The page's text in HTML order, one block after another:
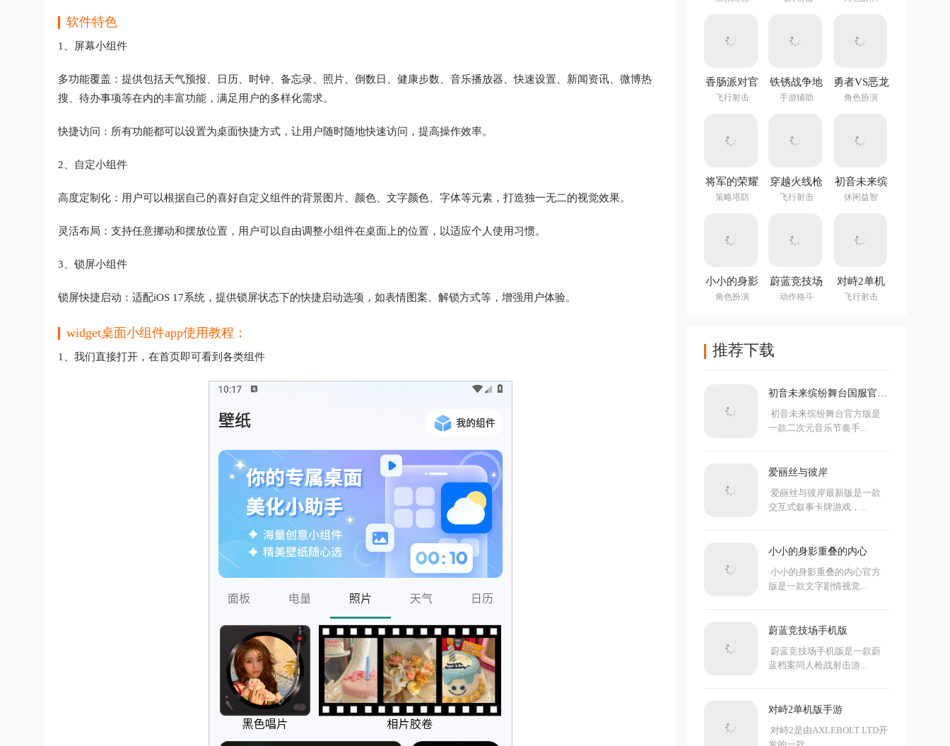
软件特色
1、屏幕小组件
多功能覆盖：提供包括天气预报、日历、时钟、备忘录、照片、倒数日、健康步数、音乐播放器、快速设置、新闻资讯、微博热
搜、待办事项等在内的丰富功能，满足用户的多样化需求。
快捷访问：所有功能都可以设置为桌面快捷方式，让用户随时随地快速访问，提高操作效率。
2、自定小组件
高度定制化：用户可以根据自己的喜好自定义组件的背景图片、颜色、文字颜色、字体等元素，打造独一无二的视觉效果。
灵活布局：支持任意挪动和摆放位置，用户可以自由调整小组件在桌面上的位置，以适应个人使用习惯。
3、锁屏小组件
锁屏快捷启动：适配iOS 17系统，提供锁屏状态下的快捷启动选项，如表情图案、解锁方式等，增强用户体验。
widget桌面小组件app使用教程：
1、我们直接打开，在首页即可看到各类组件
香肠派对官
方正版
飞行射击
铁锈战争地
图编辑器中
手游辅助
勇者VS恶龙
手游
角色扮演
将军的荣耀
3官方正版
策略塔防
穿越火线枪
战王者体验
飞行射击
初音未来缤
纷舞台国服
休闲益智
小小的身影
重叠的内心
角色扮演
蔚蓝竞技场
手机版
动作格斗
对峙2单机
版手游
飞行射击
推荐下载
初音未来缤纷舞台国服官方
初音未来缤纷舞台官方版是
一款二次元音乐节奏手...
爱丽丝与彼岸
爱丽丝与彼岸最新版是一款
交互式叙事卡牌游戏，...
小小的身影重叠的内心
小小的身影重叠的内心官方
版是一款文字剧情视觉...
蔚蓝竞技场手机版
蔚蓝竞技场手机版是一款蔚
蓝档案同人枪战射击游...
对峙2单机版手游
对峙2是由AXLEBOLT LTD开